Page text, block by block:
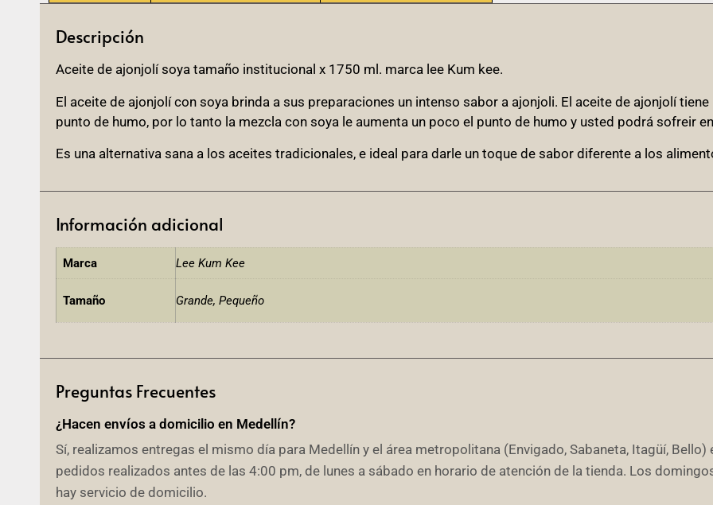
Descripción
Aceite de ajonjolí soya tamaño institucional x 1750 ml. marca lee Kum kee.
El aceite de ajonjolí con soya brinda a sus preparaciones un intenso sabor a ajonjoli. El aceite de ajonjolí tiene
punto de humo, por lo tanto la mezcla con soya le aumenta un poco el punto de humo y usted podrá sofreir
Es una alternativa sana a los aceites tradicionales, e ideal para darle un toque de sabor diferente a los
Información adicional
Marca Lee Kum Kee
Tamaño Grande, Pequeño
Preguntas Frecuentes
¿Hacen envíos a domicilio en Medellín?
Sí, realizamos entregas el mismo día para Medellín y el área metropolitana (Envigado, Sabaneta, Itagüí, Bello)
pedidos realizados antes de las 4:00 pm, de lunes a sábado en horario de atención de la tienda. Los
hay servicio de domicilio.